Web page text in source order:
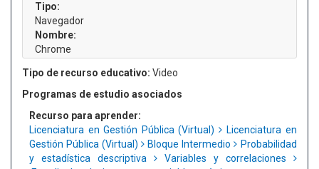
Tipo:
Navegador
Nombre:
Chrome
Tipo de recurso educativo: Video
Programas de estudio asociados
Recurso para aprender:
Licenciatura en Gestión Pública (Virtual)
Licenciatura en
Gestión Pública (Virtual)
Bloque Intermedio
Probabilidad
y estadística descriptiva
Variables y correlaciones